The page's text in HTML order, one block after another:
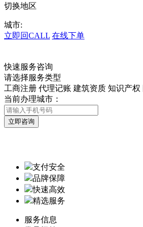
切换地区
城市:
立即回CALL 在线下单
快速服务咨询
请选择服务类型
工商注册 代理记账 建筑资质 知识产权
当前办理城市：
支付安全
品牌保障
快速高效
精选服务
服务信息